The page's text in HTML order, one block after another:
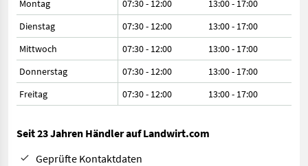
Montag 07:30 - 12:00
13:00 - 17:00
Dienstag
07:30 - 12:00
13:00 - 17:00
Mittwoch
07:30 - 12:00
13:00 - 17:00
Donnerstag
07:30 - 12:00
13:00 - 17:00
Freitag
07:30 - 12:00 13:00 - 17:00
Seit 23 Jahren Händler auf Landwirt.com
Geprüfte Kontaktdaten